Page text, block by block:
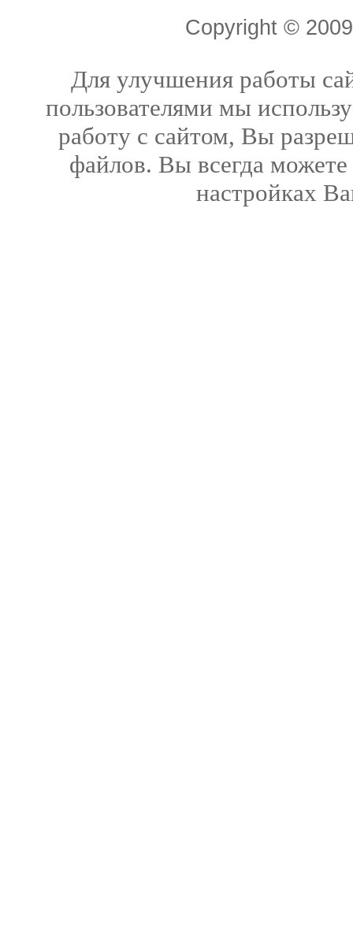
Copyright ©
Для улучшения работы
пользователями мы
работу с сайтом, Вы
файлов. Вы всегда
настройках